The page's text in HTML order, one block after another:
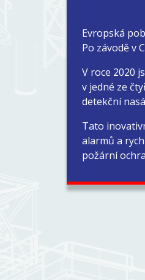
Evropská
Po závodě v
V roce 2020
v jedné ze
detekční
Tato
alarmů a
požární